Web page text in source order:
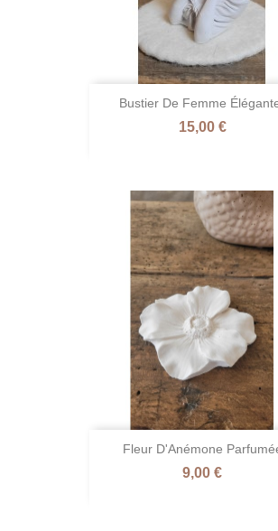
Bustier De Femme
Prix
15,00 €
Fleur D'Anémone
Prix
9,00 €